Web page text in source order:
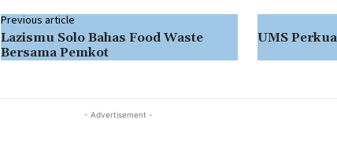
Previous article
Lazismu Solo Bahas Food Waste
Bersama Pemkot
UMS
- Advertisement -